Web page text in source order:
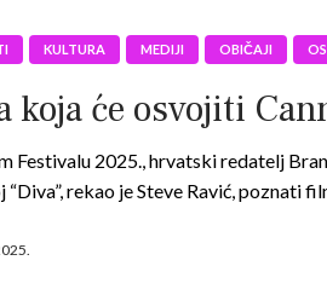
KULTURA MEDIJI OBIČAJI
će osvojiti
Festivalu 2025., hrvatski redatelj
rekao je Steve Ravić, poznati